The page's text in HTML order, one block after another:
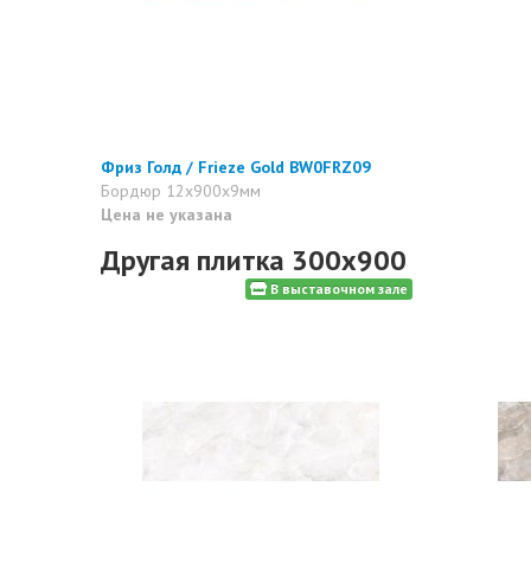
Фриз Голд / Frieze Gold BW0FRZ09
Бордюр 12x900x9мм
Цена не указана
Другая плитка 300x900
В выставочном зале